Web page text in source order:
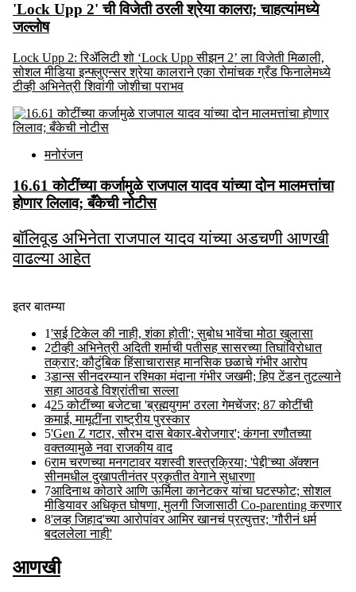
'Lock Upp 2' ची विजेती ठरली श्रेया कालरा; चाहत्यांमध्ये
जल्लोष
Lock Upp 2: रिॲलिटी शो ‘Lock Upp सीझन 2’ ला विजेती मिळाली,
सोशल मीडिया इन्फ्लुएन्सर श्रेया कालराने एका रोमांचक ग्रँड फिनालेमध्ये
टीव्ही अभिनेत्री शिवांगी जोशीचा पराभव
मनोरंजन
16.61 कोटींच्या कर्जामुळे राजपाल यादव यांच्या दोन मालमत्तांचा
होणार लिलाव; बँकेची नोटीस
बॉलिवूड अभिनेता राजपाल यादव यांच्या अडचणी आणखी
वाढल्या आहेत
इतर बातम्या
1'सई टिकेल की नाही, शंका होती'; सुबोध भावेंचा मोठा खुलासा
2टीव्ही अभिनेत्री अदिती शर्माची पतीसह सासरच्या तिघांविरोधात
तक्रार; कौटुंबिक हिंसाचारासह मानसिक छळाचे गंभीर आरोप
3डान्स सीनदरम्यान रश्मिका मंदाना गंभीर जखमी; हिप टेंडन तुटल्याने
सहा आठवडे विश्रांतीचा सल्ला
425 कोटींच्या बजेटचा 'ब्रह्मयुगम' ठरला गेमचेंजर; 87 कोटींची
कमाई, मामूटींना राष्ट्रीय पुरस्कार
5'Gen Z गटार, सौरभ दास बेकार-बेरोजगार'; कंगना रणौतच्या
वक्तव्यामुळे नवा राजकीय वाद
6राम चरणच्या मनगटावर यशस्वी शस्त्रक्रिया; 'पेद्दी'च्या ॲक्शन
सीनमधील दुखापतीनंतर प्रकृतीत वेगाने सुधारणा
7आदिनाथ कोठारे आणि ऊर्मिला कानेटकर यांचा घटस्फोट; सोशल
मीडियावर अधिकृत घोषणा, मुलगी जिजासाठी Co-parenting करणार
8'लव्ह जिहाद'च्या आरोपांवर आमिर खानचं प्रत्युत्तर; 'गौरीनं धर्म
बदललेला नाही'
आणखी